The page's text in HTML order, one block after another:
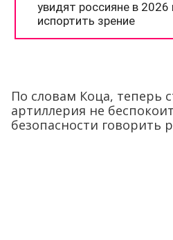
По словам Коца, теперь
артиллерия не
безопасности говорить